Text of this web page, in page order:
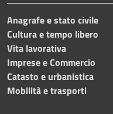
Anagrafe e stato civile
Cultura e tempo libero
Vita lavorativa
Imprese e Commercio
Catasto e urbanistica
Mobilità e trasporti